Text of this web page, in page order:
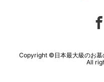
Copyright ©日本最大級のお墓
All